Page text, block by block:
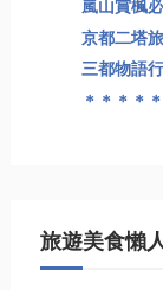
嵐山賞楓
京都二塔
三都物語
＊＊＊＊
旅遊美食懶